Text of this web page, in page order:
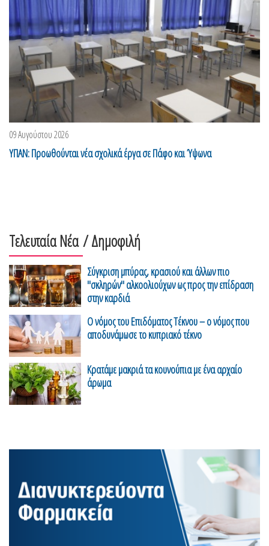
09 Αυγούστου 2026
ΥΠΑΝ: Προωθούνται νέα σχολικά έργα σε Πάφο και Ύψωνα
Τελευταία Νέα / Δημοφιλή
Σύγκριση μπύρας, κρασιού και άλλων πιο
"σκληρών" αλκοολιούχων ως προς την επίδραση
στην καρδιά
Ο νόμος του Επιδόματος Τέκνου – ο νόμος που
αποδυνάμωσε το κυπριακό τέκνο
Κρατάμε μακριά τα κουνούπια με ένα αρχαίο
άρωμα